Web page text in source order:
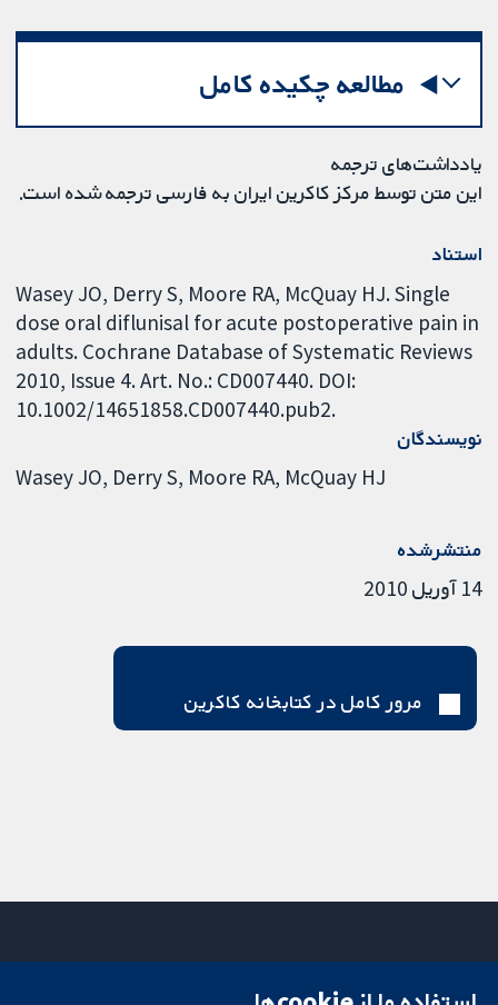
مطالعه چکیده کامل
یادداشت‌های ترجمه
این متن توسط مرکز کاکرین ایران به فارسی ترجمه شده است.
استناد
Wasey JO, Derry S, Moore RA, McQuay HJ. Single
dose oral diflunisal for acute postoperative pain in
adults. Cochrane Database of Systematic Reviews
2010, Issue 4. Art. No.: CD007440. DOI:
10.1002/14651858.CD007440.pub2.
نویسندگان
Wasey JO Derry S Moore RA McQuay HJ
منتشرشده
14 آوریل 2010
مرور کامل در کتابخانه کاکرین
میدان کاوندیش